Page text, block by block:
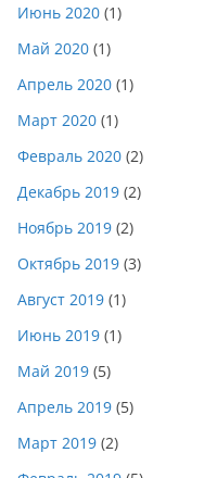
Июнь 2020 (1)
Май 2020 (1)
Апрель 2020 (1)
Март 2020 (1)
Февраль 2020 (2)
Декабрь 2019 (2)
Ноябрь 2019 (2)
Октябрь 2019 (3)
Август 2019 (1)
Июнь 2019 (1)
Май 2019 (5)
Апрель 2019 (5)
Март 2019 (2)